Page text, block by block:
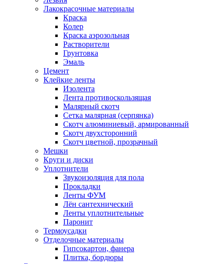
Лакокрасочные материалы
Краска
Колер
Краска аэрозольная
Растворители
Грунтовка
Эмаль
Цемент
Клейкие ленты
Изолента
Лента противоскользящая
Малярный скотч
Сетка малярная (серпянка)
Скотч алюминиевый, армированный
Скотч двухсторонний
Скотч цветной, прозрачный
Мешки
Круги и диски
Уплотнители
Звукоизоляция для пола
Прокладки
Ленты ФУМ
Лён сантехнический
Ленты уплотнительные
Паронит
Термоусадки
Отделочные материалы
Гипсокартон, фанера
Плитка, бордюры